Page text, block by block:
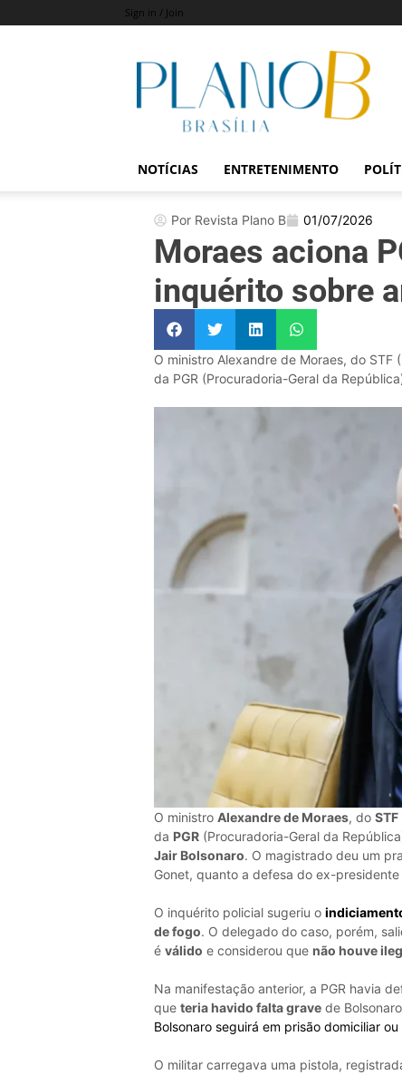
Sign in / Join
Revista
Plano
NOTÍCIAS ENTRETENIMENTO
Por Revista Plano B 01/07/2026
Moraes aciona
inquérito sobre
O ministro Alexandre de Moraes, do
da PGR (Procuradoria-Geral da
O ministro Alexandre de Moraes, do STF
da PGR(Procuradoria-Geral da
Jair Bolsonaro. O magistrado deu um
Gonet, quanto a defesa do ex-
O inquérito policial sugeriu o
de fogo. O delegado do caso, porém,
é válido e considerou que não houve
Na manifestação anterior, a PGR havia
que teria havido falta gravede
Bolsonaro seguirá em prisão domiciliar
O militar carregava uma pistola,